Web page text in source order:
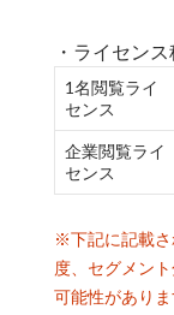
・ライセン
1名閲覧ライ
センス
企業閲覧ライ
センス
※下記に記載さ
度、セグメン
可能性があり